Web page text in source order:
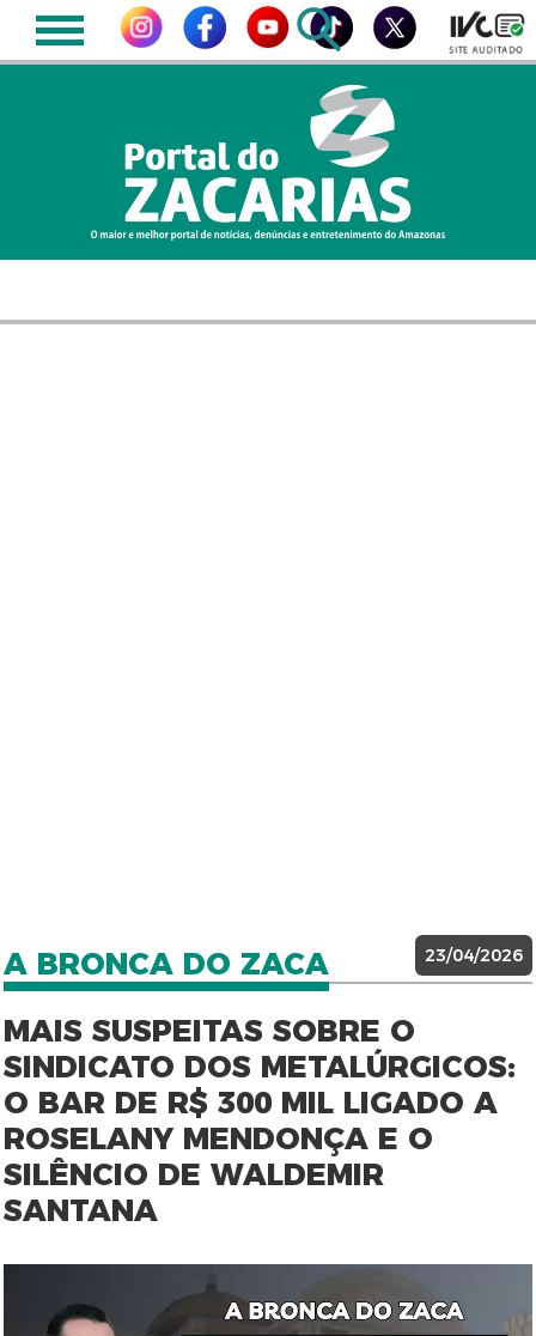
A BRONCA DO ZACA 23/04/2026
MAIS SUSPEITAS SOBRE O
SINDICATO DOS METALÚRGICOS:
O BAR DE R$ 300 MIL LIGADO A
ROSELANY MENDONÇA E O
SILÊNCIO DE WALDEMIR
SANTANA